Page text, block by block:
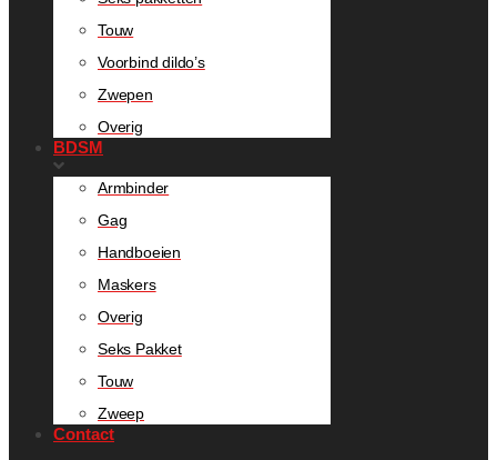
Touw
Voorbind dildo’s
Zwepen
Overig
BDSM
Armbinder
Gag
Handboeien
Maskers
Overig
Seks Pakket
Touw
Zweep
Contact